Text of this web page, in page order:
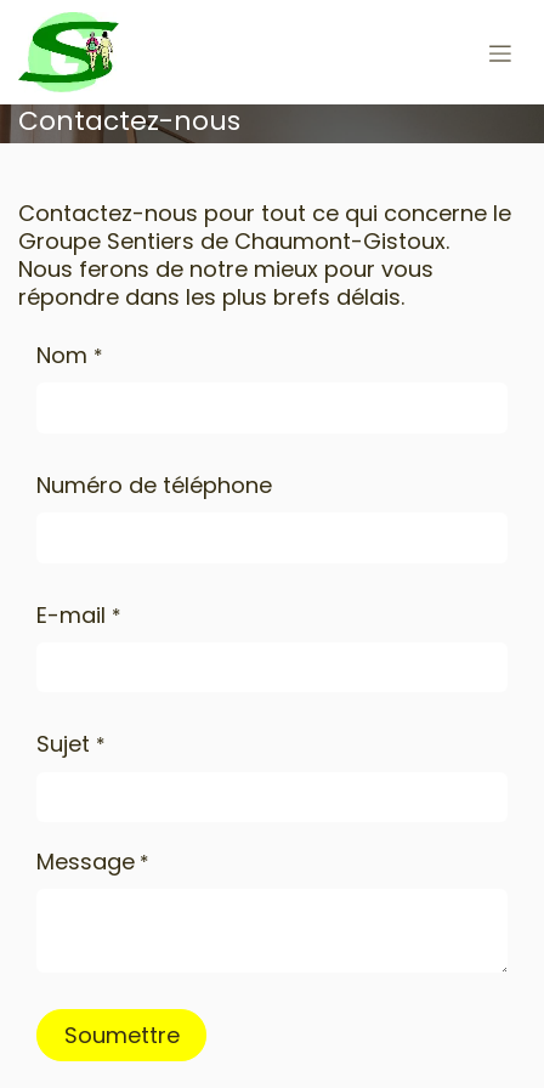
Se rendre au contenu
Contactez-nous
Contactez-nous pour tout ce qui concerne le
Groupe Sentiers de Chaumont-Gistoux.
Nous ferons de notre mieux pour vous
répondre dans les plus brefs délais.
Nom *
Numéro de téléphone
E-mail *
Sujet *
Message *
Soumettre